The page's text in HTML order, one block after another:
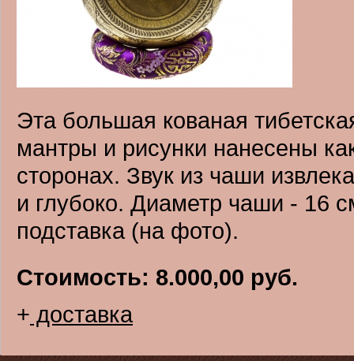
Эта большая кованая
мантры и рисунки нанесены
сторонах. Звук из чаши
и глубоко. Диаметр чаши - 16
подставка (на фото).
Стоимость: 8.000,00 руб.
+ доставка